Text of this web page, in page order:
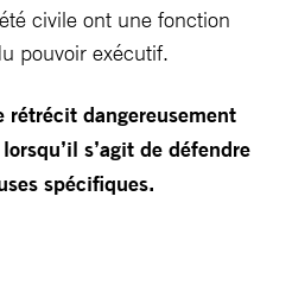
civile ont une fonction
pouvoir exécutif.
rétrécit dangereusement
s’agit de défendre
spécifiques.